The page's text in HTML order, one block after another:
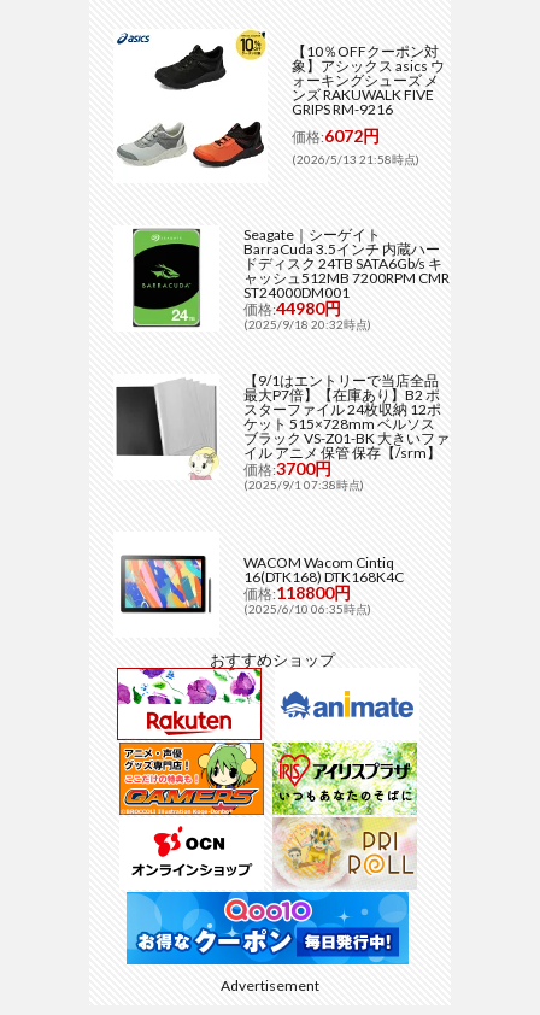
【10％OFFクーポン対
象】アシックス asics ウ
ォーキングシューズ メ
ンズ RAKUWALK FIVE
GRIPS RM-9216
価格:6072円
(2026/5/13 21:58時点)
Seagate｜シーゲイト
BarraCuda 3.5インチ 内蔵ハー
ドディスク 24TB SATA6Gb/s キ
ャッシュ512MB 7200RPM CMR
ST24000DM001
価格:44980円
(2025/9/18 20:32時点)
【9/1はエントリーで当店全品
最大P7倍】【在庫あり】B2 ポ
スターファイル 24枚収納 12ポ
ケット 515×728mm ベルソス
ブラック VS-Z01-BK 大きいファ
イル アニメ 保管 保存【/srm】
価格:3700円
(2025/9/1 07:38時点)
WACOM Wacom Cintiq
16(DTK168) DTK168K4C
価格:118800円
(2025/6/10 06:35時点)
おすすめショップ
Advertisement